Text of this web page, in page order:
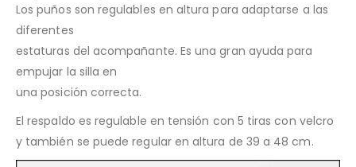
Los puños son regulables en altura para adaptarse a las
diferentes
estaturas del acompañante. Es una gran ayuda para
empujar la silla en
una posición correcta.
El respaldo es regulable en tensión con 5 tiras con velcro
y también se puede regular en altura de 39 a 48 cm.